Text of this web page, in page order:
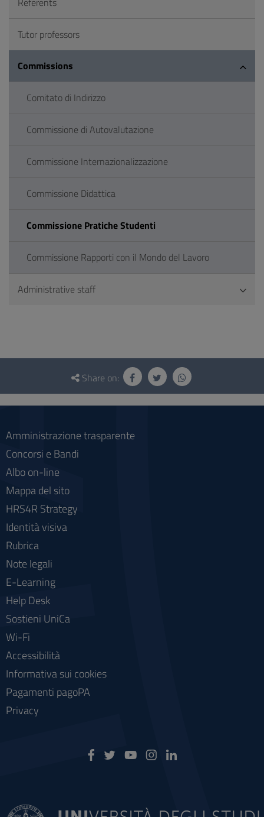
Tutor professors
Commissions
Comitato di Indirizzo
Commissione di Autovalutazione
Commissione Internazionalizzazione
Commissione Didattica
Commissione Pratiche Studenti
Commissione Rapporti con il Mondo del Lavoro
Administrative staff
Questionnaire
social
Share on:
Amministrazione trasparente
Concorsi e Bandi
Albo on-line
Mappa del sito
HRS4R Strategy
Identità visiva
Rubrica
Note legali
E-Learning
Help Desk
Sostieni UniCa
Wi-Fi
Accessibilità
Informativa sui cookies
Pagamenti pagoPA
Privacy